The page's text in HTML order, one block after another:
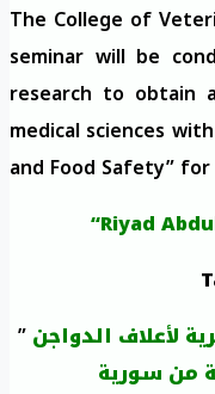
The College of
seminar will be
research to obtain
medical sciences
and Food Safety”
“Riyad
”لأعلاف الدواجن
من سورية